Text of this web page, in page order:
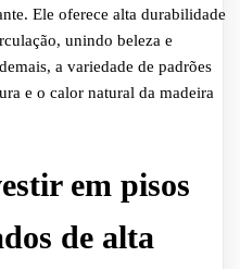
Ele oferece alta durabilidade
unindo beleza e
a variedade de padrões
e o calor natural da madeira
em pisos
de alta